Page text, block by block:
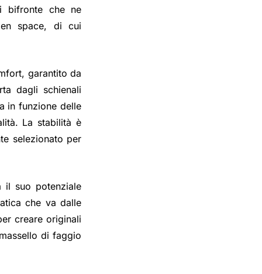
bifronte che ne
space, di cui
garantito da
dagli schienali
in funzione delle
La stabilità è
selezionato per
il suo potenziale
che va dalle
creare originali
di faggio